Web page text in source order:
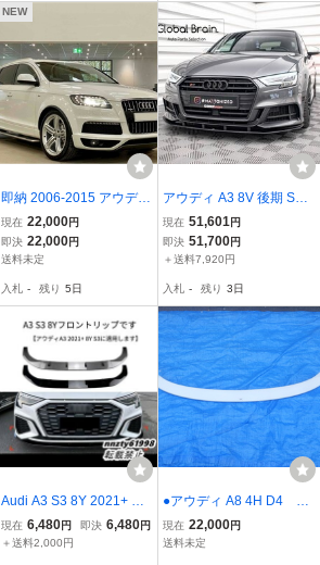
NEW
即納 2006-2015 アウディ
Q7 4L Sライン フェンダ
ー アーチ モール/ オーバ
ーフェンダー フェンダー
現在 22,000円
即決 22,000円
送料未定
入札 - 残り 5日
アウディ A3 8V 後期 Sラ
イン / S3スポーツバック
フロント リップ スポイラ
ー/フロント スプリッター
レーシング
現在 51,601 円
即決 51,700円
＋送料7,920円
入札 - 残り 3日
Audi A3 S3 8Y 2021+ フ
ロントリップ スポイラー
フロントバンパー エアロ
現在 6,480円 即決 6,480円
＋送料2,000円
●アウディ A8 4H D4 AB
Tリアスポイラー
現在 22,000円
送料未定